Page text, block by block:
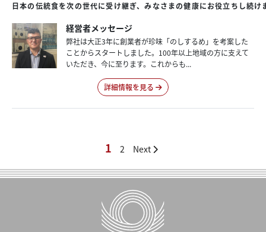
日本の伝統食を次の世代に受け継ぎ、みなさまの健康にお役立ちし続け
経営者メッセージ
弊社は大正3年に創業者が珍味「のしするめ」を考案した
ことからスタートしました。100年以上地域の方に支えて
いただき、今に至ります。これからも...
詳細情報を見る
1 2 Next